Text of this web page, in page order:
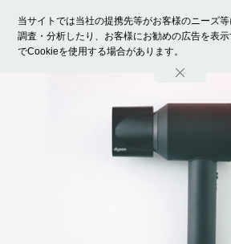
当サイトでは当社の提携先等がお客様のニーズ
調査・分析したり、お客様にお勧めの広告を表
でCookieを使用する場合があります。
ホーム モデル募集 ランキング